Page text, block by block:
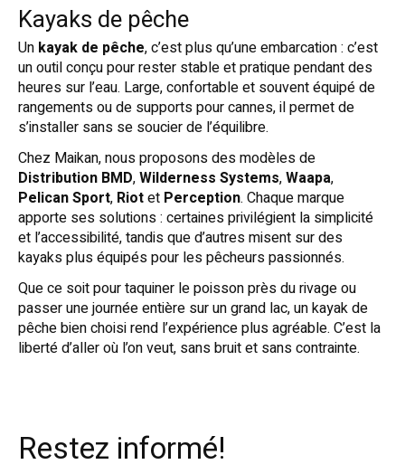
Kayaks de pêche
Un kayak de pêche, c’est plus qu’une embarcation : c’est
un outil conçu pour rester stable et pratique pendant des
heures sur l’eau. Large, confortable et souvent équipé de
rangements ou de supports pour cannes, il permet de
s’installer sans se soucier de l’équilibre.
Chez Maikan, nous proposons des modèles de
Distribution BMD,Wilderness Systems,Waapa,
Pelican Sport, Riotet Perception. Chaque marque
apporte ses solutions : certaines privilégient la simplicité
et l’accessibilité, tandis que d’autres misent sur des
kayaks plus équipés pour les pêcheurs passionnés.
Que ce soit pour taquiner le poisson près du rivage ou
passer une journée entière sur un grand lac, un kayak de
pêche bien choisi rend l’expérience plus agréable. C’est la
liberté d’aller où l’on veut, sans bruit et sans contrainte.
Restez informé!